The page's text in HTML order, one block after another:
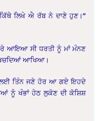
ਲਿਖੇ ਐ ਰੱਬ ਨੇ ਦਾਣੇ ਹੁਣ।”
ਆਇਆ ਸੀ ਧਰਤੀ ਨੂੰ ਮਾਂ ਮੰਨਣ
ਆਖਿਆ।
ਲਈ ਤਿੰਨ ਜਣੇ ਹੋਰ ਆ ਗਏ ਇਹਦੇ
ਨੂੰ ਖੰਭਾਂ ਹੇਠ ਲੁਕੋਣ ਦੀ ਕੋਸ਼ਿਸ਼